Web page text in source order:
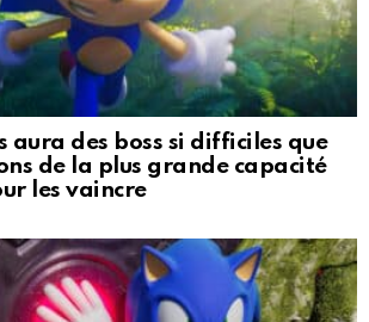
aura des boss si difficiles que
de la plus grande capacité
les vaincre